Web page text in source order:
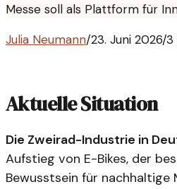
Messe soll als Plattform für
Julia Neumann/23. Juni 2026/3
Aktuelle Situation
Die Zweirad-Industrie in
Aufstieg von E-Bikes, der
Bewusstsein für